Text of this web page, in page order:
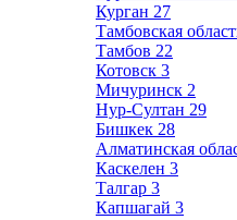
Курган 27
Тамбовская
Тамбов 22
Котовск 3
Мичуринск 2
Нур-Султан 29
Бишкек 28
Алматинская
Каскелен 3
Талгар 3
Капшагай 3